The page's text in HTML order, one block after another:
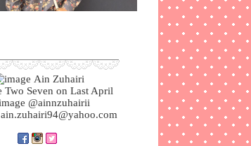
Ain Zuhairi
Two Seven on Last April
@ainnzuhairii
ain.zuhairi94@yahoo.com